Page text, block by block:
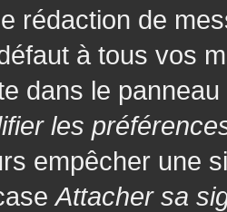
rédaction de
à tous vos
dans le
les
empêcher une
Attacher sa